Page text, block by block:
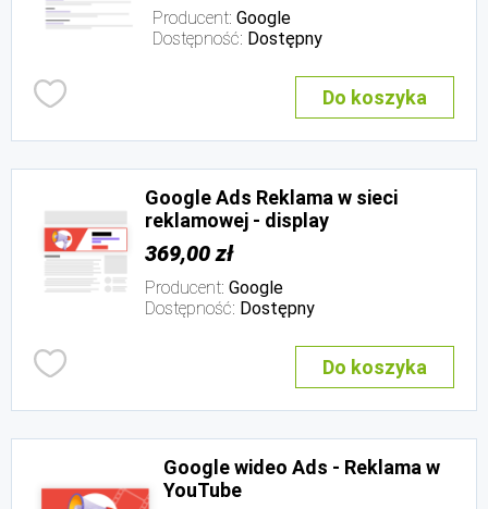
Producent: Google
Dostępność: Dostępny
Do koszyka
Google Ads Reklama w sieci
reklamowej - display
369,00 zł
Producent: Google
Dostępność: Dostępny
Do koszyka
Google wideo Ads - Reklama w
YouTube